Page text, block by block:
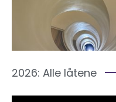
2026: Alle låtene